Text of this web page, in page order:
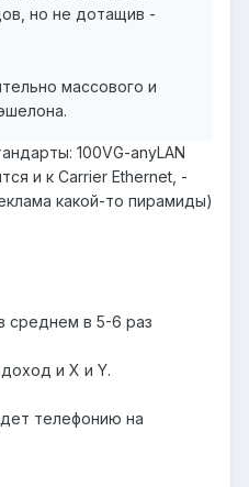
но не дотащив -
массового и
100VG-anyLAN
и к Carrier Ethernet, -
какой-то пирамиды)
среднем в 5-6 раз
и X и Y.
телефонию на